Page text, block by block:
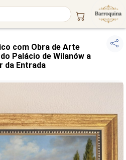
100% FINE ART
com Obra de Arte
Palácio de Wilanów a
da Entrada